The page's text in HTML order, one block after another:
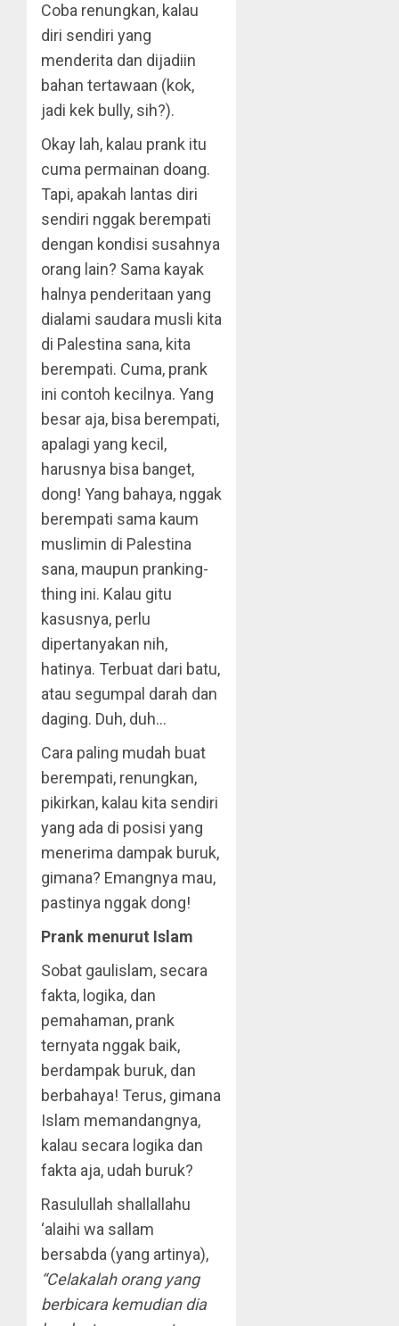
Coba renungkan, kalau
diri sendiri yang
menderita dan dijadiin
bahan tertawaan (kok,
jadi kek bully, sih?).
Okay lah, kalau prank itu
cuma permainan doang.
Tapi, apakah lantas diri
sendiri nggak berempati
dengan kondisi susahnya
orang lain? Sama kayak
halnya penderitaan yang
dialami saudara musli kita
di Palestina sana, kita
berempati. Cuma, prank
ini contoh kecilnya. Yang
besar aja, bisa berempati,
apalagi yang kecil,
harusnya bisa banget,
dong! Yang bahaya, nggak
berempati sama kaum
muslimin di Palestina
sana, maupun pranking-
thing ini. Kalau gitu
kasusnya, perlu
dipertanyakan nih,
hatinya. Terbuat dari batu,
atau segumpal darah dan
daging. Duh, duh…
Cara paling mudah buat
berempati, renungkan,
pikirkan, kalau kita sendiri
yang ada di posisi yang
menerima dampak buruk,
gimana? Emangnya mau,
pastinya nggak dong!
Prank menurut Islam
Sobat gaulislam, secara
fakta, logika, dan
pemahaman, prank
ternyata nggak baik,
berdampak buruk, dan
berbahaya! Terus, gimana
Islam memandangnya,
kalau secara logika dan
fakta aja, udah buruk?
Rasulullah shallallahu
‘alaihi wa sallam
bersabda (yang artinya),
“Celakalah orang yang
berbicara kemudian dia